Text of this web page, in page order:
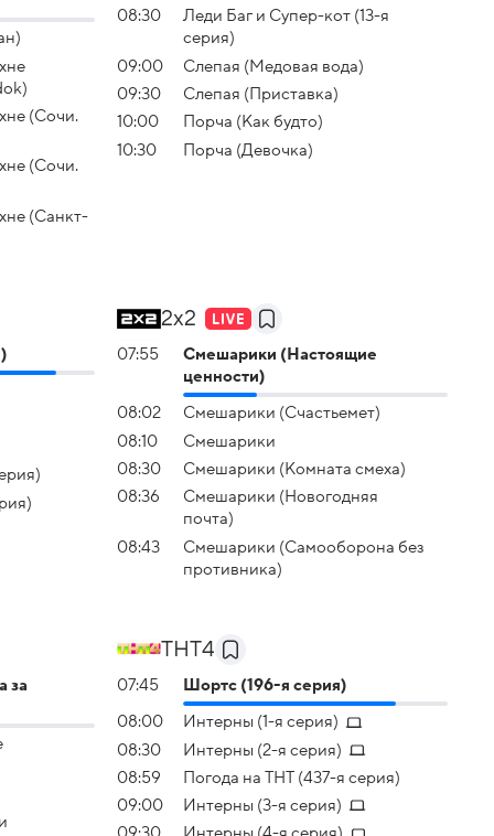
(Сочи.
(Сочи.
(Санкт-
08:30
Леди Баг и Супер-кот (13-я
серия)
09:00
Слепая (Медовая вода)
09:30
Слепая (Приставка)
10:00
Порча (Как будто)
10:30
Порча (Девочка)
2x2
07:55
Смешарики (Настоящие
ценности)
08:02
Смешарики (Счастьемет)
08:10
Смешарики
08:30
Смешарики (Комната смеха)
08:36
Смешарики (Новогодняя
почта)
08:43
Смешарики (Самооборона без
противника)
за
ТНТ4
07:45 Шортс (196-я серия)
08:00
Интерны (1-я серия)
08:30
Интерны (2-я серия)
08:59
Погода на ТНТ (437-я серия)
09:00
Интерны (3-я серия)